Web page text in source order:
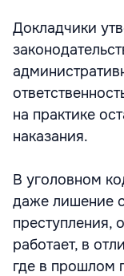
Докладчики
на практике
наказания.
В уголовном
даже лишение
преступления,
работает, в
где в прошлом